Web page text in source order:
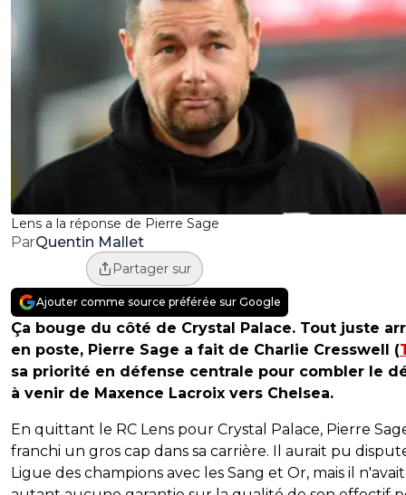
Lens a la réponse de Pierre Sage
ParQuentin Mallet
Partager sur
Ajouter comme source préférée sur Google
Ça bouge du côté de Crystal Palace. Tout juste
en poste, Pierre Sage a fait de Charlie Cresswell (
sa priorité en défense centrale pour combler le
à venir de Maxence Lacroix vers Chelsea.
En quittant le RC Lens pour Crystal Palace, Pierre
franchi un gros cap dans sa carrière. Il aurait pu
Ligue des champions avec les Sang et Or, mais il